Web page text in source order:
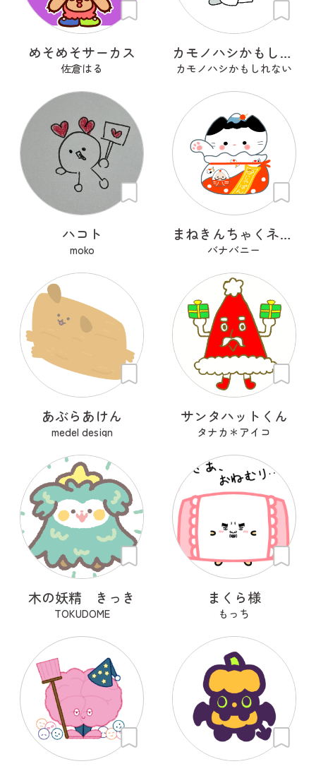
めそめそサーカス
佐倉はる
カモノハシかもしれない
カモノハシかもしれない
ハコト
moko
まねきんちゃくネコ（和巾着）
バナバニー
あぶらあけん
medel design
サンタハットくん
タナカ＊アイコ
木の妖精 きっき
TOKUDOME
まくら様
もっち